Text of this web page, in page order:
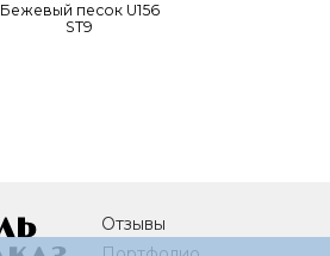
Бежевый песок U156
ST9
Отзывы